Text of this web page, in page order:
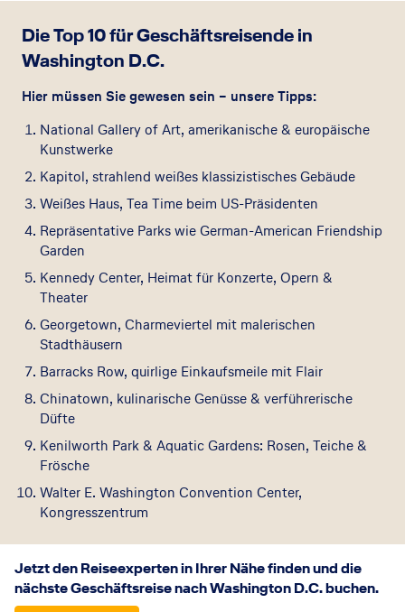
Die Top 10 für Geschäftsreisende in
Washington D.C.
Hier müssen Sie gewesen sein – unsere Tipps:
National Gallery of Art, amerikanische & europäische
Kunstwerke
Kapitol, strahlend weißes klassizistisches Gebäude
Weißes Haus, Tea Time beim US-Präsidenten
Repräsentative Parks wie German-American Friendship
Garden
Kennedy Center, Heimat für Konzerte, Opern &
Theater
Georgetown, Charmeviertel mit malerischen
Stadthäusern
Barracks Row, quirlige Einkaufsmeile mit Flair
Chinatown, kulinarische Genüsse & verführerische
Düfte
Kenilworth Park & Aquatic Gardens: Rosen, Teiche &
Frösche
Walter E. Washington Convention Center,
Kongresszentrum
Jetzt den Reiseexperten in Ihrer Nähe finden und die
nächste Geschäftsreise nach Washington D.C. buchen.